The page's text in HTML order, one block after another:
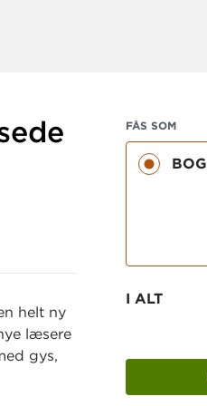
helt ny
læsere
gys,
FÅS SOM
BOG
I ALT